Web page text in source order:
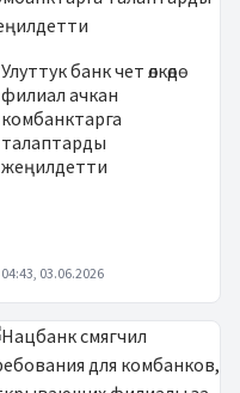
Улуттук банк чет өлкөдө
филиал ачкан
комбанктарга
талаптарды
жеңилдетти
04:43, 03.06.2026